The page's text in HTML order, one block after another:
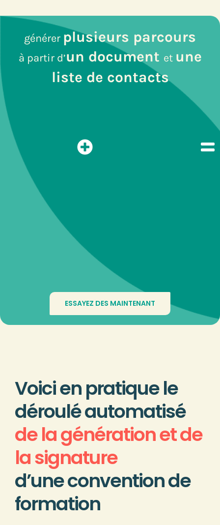
générer plusieurs parcours
à partir d’un document et une
liste de contacts
ESSAYEZ DES MAINTENANT
Voici en pratique le
déroulé automatisé
de la génération et de
la signature
d’une convention de
formation